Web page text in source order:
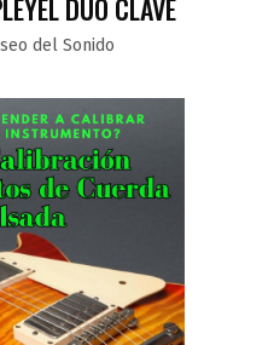
DUO CLAVE
del Sonido